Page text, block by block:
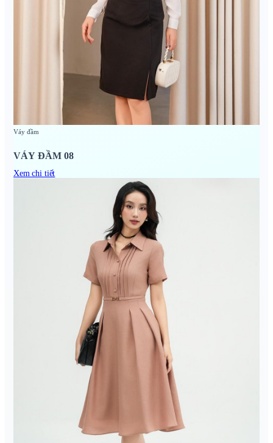
Váy đầm
VÁY ĐẦM 08
Xem chi tiết